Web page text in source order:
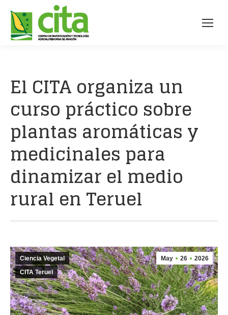
El CITA organiza un
curso práctico sobre
plantas aromáticas y
medicinales para
dinamizar el medio
rural en Teruel
May 26 2026
Ciencia Vegetal
CITA Teruel